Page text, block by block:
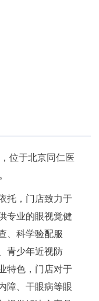
位于北京同仁医
托，门店致力于
专业的眼视觉健
、科学验配服
青少年近视防
特色，门店对于
障、干眼病等眼